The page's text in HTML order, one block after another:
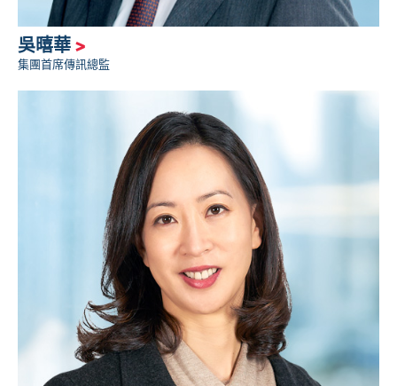
吳暿華 >
集團首席傳訊總監